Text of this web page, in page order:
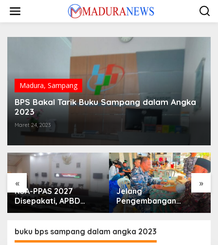
konten
Madura, Sampang
BPS Bakal Tarik Buku Sampang dalam Angka
2023
Maret 24, 2023
« »
KUA-PPAS 2027
Disepakati, APBD
Sampang Defisit Rp
Jelang
Pengembangan
Lapangan Hidayah,
Madura II Perkuat
Sinergi dengan
buku bps sampang dalam angka 2023